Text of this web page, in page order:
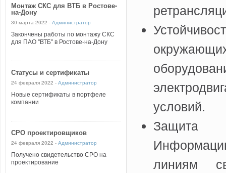
Монтаж СКС для ВТБ в Ростове-
на-Дону
30 марта 2022 - Администратор
Закончены работы по монтажу СКС
для ПАО "ВТБ" в Ростове-на-Дону
Статусы и сертификаты
24 февраля 2022 - Администратор
Новые сертификаты в портфеле
компании
СРО проектировщиков
24 февраля 2022 - Администратор
Получено свидетельство СРО на
проектирование
условий.
Защита
линиям